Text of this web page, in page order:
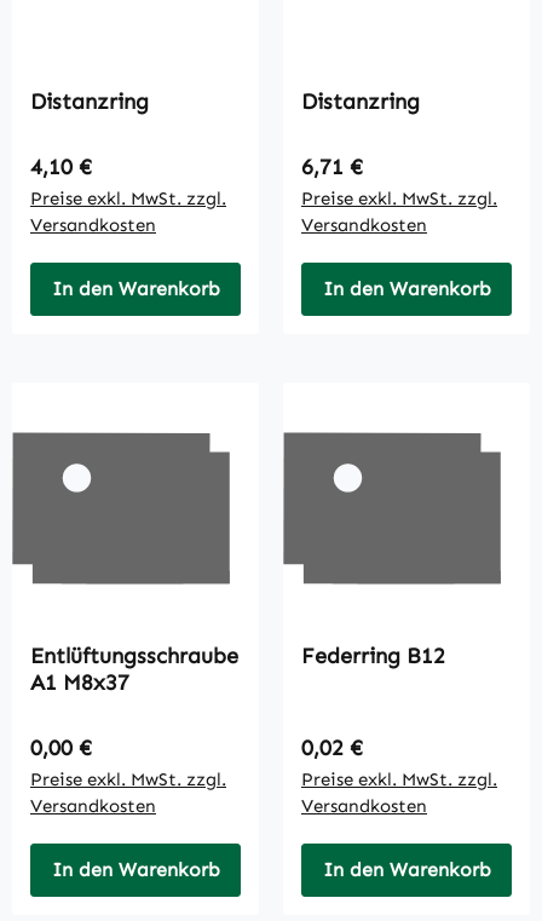
Distanzring
Regulärer Preis:
4,10 €
Preise exkl. MwSt. zzgl.
Versandkosten
In den Warenkorb
Distanzring
Regulärer Preis:
6,71 €
Preise exkl. MwSt. zzgl.
Versandkosten
In den Warenkorb
Entlüftungsschraube
A1 M8x37
Regulärer Preis:
0,00 €
Preise exkl. MwSt. zzgl.
Versandkosten
In den Warenkorb
Federring B12
Regulärer Preis:
0,02 €
Preise exkl. MwSt. zzgl.
Versandkosten
In den Warenkorb